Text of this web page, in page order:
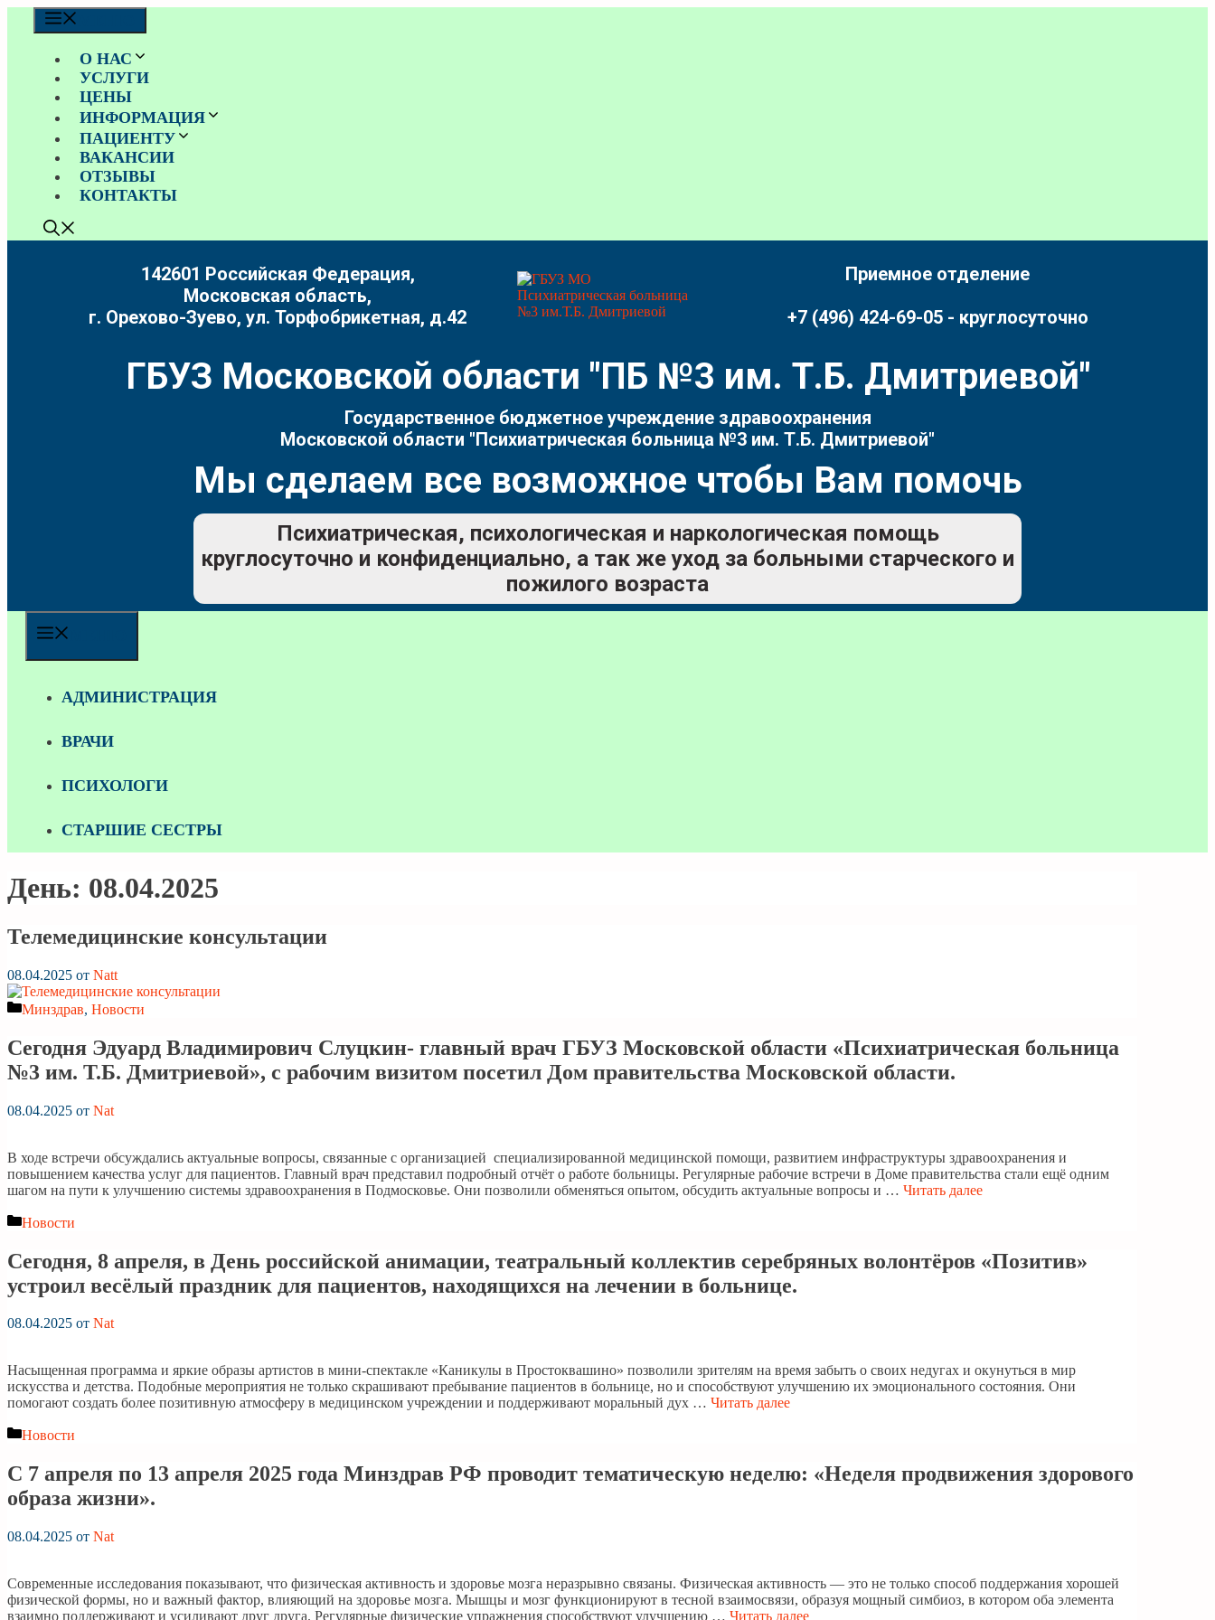
Перейти
О НАС
УСЛУГИ
ЦЕНЫ
ИНФОРМАЦИЯ
ПАЦИЕНТУ
ВАКАНСИИ
ОТЗЫВЫ
КОНТАКТЫ
142601 Российская Федерация,
Московская область,
г. Орехово-Зуево, ул. Торфобрикетная, д.42
Приемное отделение
+7 (496) 424-69-05 - круглосуточно
ГБУЗ Московской области "ПБ №3 им. Т.Б. Дмитриевой"
Государственное бюджетное учреждение здравоохранения
Московской области "Психиатрическая больница №3 им. Т.Б. Дмитриевой"
Мы сделаем все возможное чтобы Вам помочь
Психиатрическая, психологическая и наркологическая помощь
круглосуточно и конфиденциально, а так же уход за больными старческого и
пожилого возраста
АДМИНИСТРАЦИЯ
ВРАЧИ
ПСИХОЛОГИ
СТАРШИЕ СЕСТРЫ
День: 08.04.2025
Телемедицинские консультации
08.04.2025 от Natt
Рубрики
Минздрав, Новости
Сегодня Эдуард Владимирович Слуцкин- главный врач ГБУЗ Московской области «Психиатрическая больница
№3 им. Т.Б. Дмитриевой», с рабочим визитом посетил Дом правительства Московской области.
08.04.2025 от Nat
В ходе встречи обсуждались актуальные вопросы, связанные с организацией специализированной медицинской помощи, развитием инфраструктуры здравоохранения и
повышением качества услуг для пациентов. Главный врач представил подробный отчёт о работе больницы. Регулярные рабочие встречи в Доме правительства стали ещё одним
шагом на пути к улучшению системы здравоохранения в Подмосковье. Они позволили обменяться опытом, обсудить актуальные вопросы и … Читать далее
Рубрики
Новости
Сегодня, 8 апреля, в День российской анимации, театральный коллектив серебряных волонтёров «Позитив»
устроил весёлый праздник для пациентов, находящихся на лечении в больнице.
08.04.2025 от Nat
Насыщенная программа и яркие образы артистов в мини-спектакле «Каникулы в Простоквашино» позволили зрителям на время забыть о своих недугах и окунуться в мир
искусства и детства. Подобные мероприятия не только скрашивают пребывание пациентов в больнице, но и способствуют улучшению их эмоционального состояния. Они
помогают создать более позитивную атмосферу в медицинском учреждении и поддерживают моральный дух … Читать далее
Рубрики
Новости
С 7 апреля по 13 апреля 2025 года Минздрав РФ проводит тематическую неделю: «Неделя продвижения здорового
образа жизни».
08.04.2025 от Nat
Современные исследования показывают, что физическая активность и здоровье мозга неразрывно связаны. Физическая активность — это не только способ поддержания хорошей
физической формы, но и важный фактор, влияющий на здоровье мозга. Мышцы и мозг функционируют в тесной взаимосвязи, образуя мощный симбиоз, в котором оба элемента
взаимно поддерживают и усиливают друг друга. Регулярные физические упражнения способствуют улучшению … Читать далее